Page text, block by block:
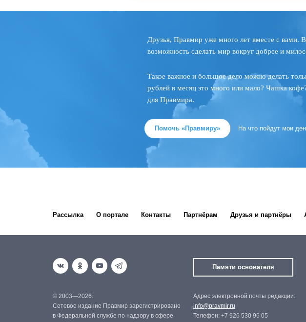
Друзья, Правмир уже много лет вместе с вами.
возможность сделать мир вокруг добрее и
Такое важное и большое дело можно делать
рублей в месяц это много или мало? Чашка
для Правмира.
Помочь «Правмиру» На что пойдут мои
Рассылка О портале Контакты Партнёрам Друзья и партнёры
Памяти основателя
© 2003—2026.
Сетевое издание Правмир зарегистрировано
в Федеральной службе по надзору в сфере
Адрес электронной почты редакции:
info@pravmir.ru
Телефон: +7 926 530 96 05